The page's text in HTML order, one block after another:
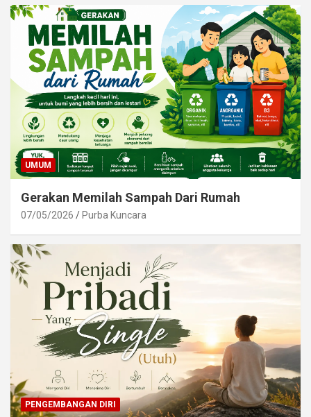
UMUM
Gerakan Memilah Sampah Dari Rumah
07/05/2026 Purba Kuncara
PENGEMBANGAN DIRI